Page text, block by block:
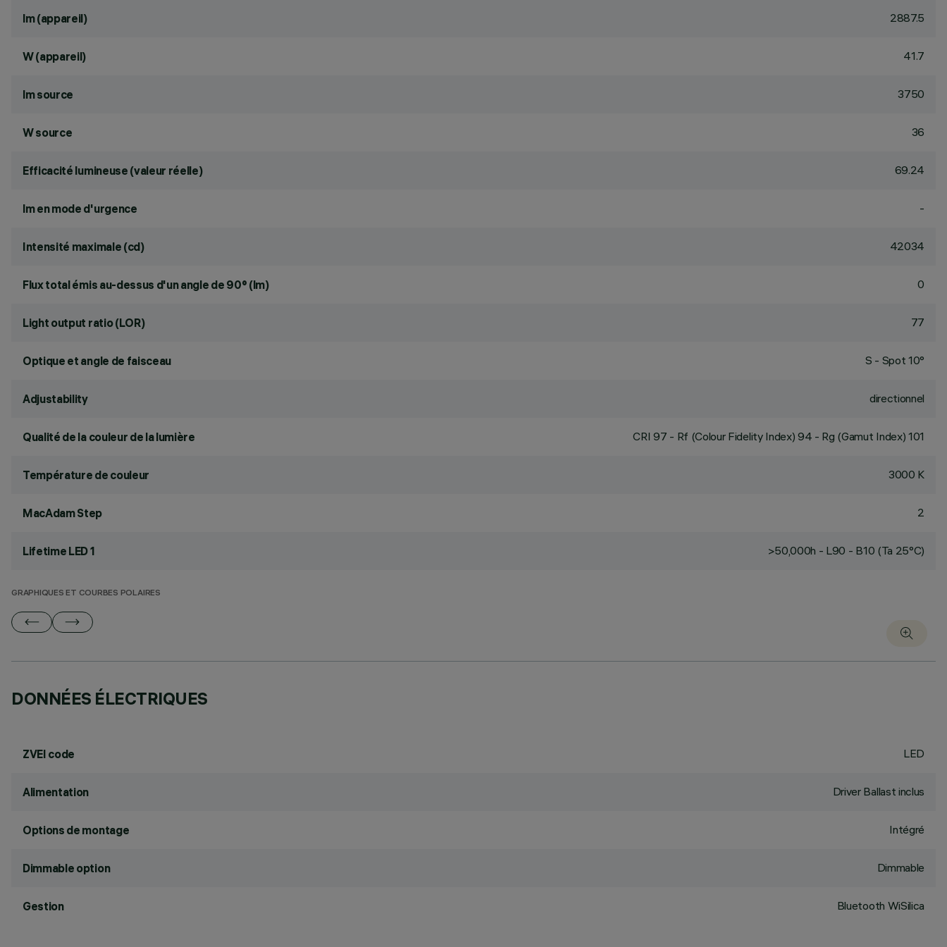
lm (appareil) 2887.5
W (appareil) 41.7
lm source 3750
W source 36
Efficacité lumineuse (valeur réelle) 69.24
lm en mode d'urgence -
Intensité maximale (cd) 42034
Flux total émis au-dessus d'un angle de 90° (lm) 0
Light output ratio (LOR) 77
Optique et angle de faisceau S - Spot 10°
Adjustability directionnel
Qualité de la couleur de la lumière CRI97 - Rf (Colour Fidelity Index) 94 - Rg (Gamut Index) 101
Température de couleur 3000 K
MacAdam Step 2
Lifetime LED 1 >50,000h - L90 - B10 (Ta 25°C)
GRAPHIQUES ET COURBES POLAIRES
DONNÉES ÉLECTRIQUES
ZVEI code LED
Alimentation Driver Ballast inclus
Options de montage Intégré
Dimmable option Dimmable
Gestion Bluetooth WiSilica